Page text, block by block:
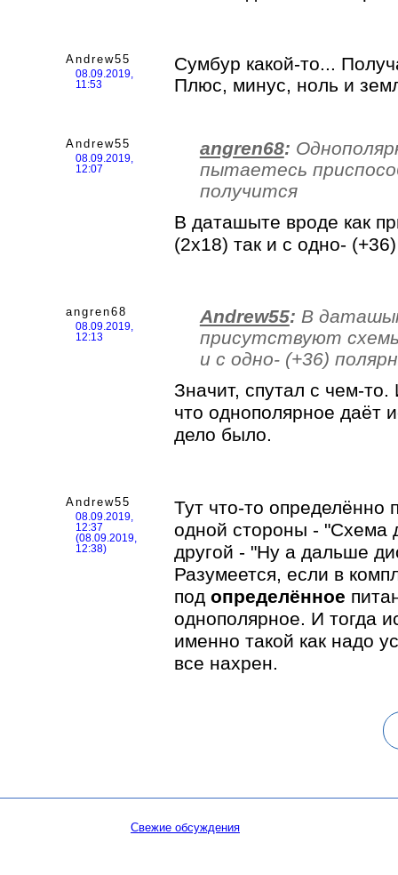
Andrew55
08.09.2019,
11:53
Сумбур какой-то...
Плюс, минус, ноль и
Andrew55
08.09.2019,
12:07
angren68:
пытаетесь
получится
В даташыте вроде как
(2х18) так и с одно-
angren68
08.09.2019,
12:13
Andrew55: В
присутствуют
и с одно- (+36)
Значит, спутал с чем-
что однополярное даёт
дело было.
Andrew55
08.09.2019,
12:37
(08.09.2019,
12:38)
Тут что-то определённо
одной стороны - "Схема
другой - "Ну а дальше
Разумеется, если в
под определённое
однополярное. И тогда
именно такой как надо
все нахрен.
Свежие обсуждения